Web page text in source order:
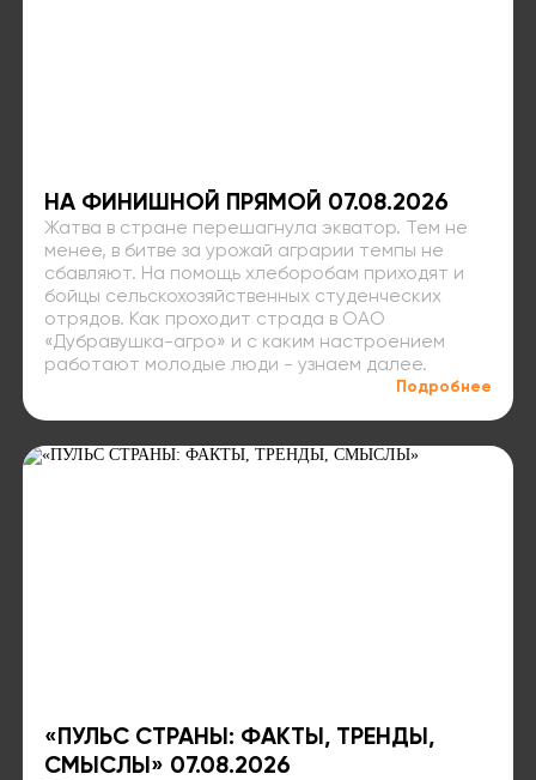
НА ФИНИШНОЙ ПРЯМОЙ 07.08.2026
Жатва в стране перешагнула экватор. Тем не
менее, в битве за урожай аграрии темпы не
сбавляют. На помощь хлеборобам приходят и
бойцы сельскохозяйственных студенческих
отрядов. Как проходит страда в ОАО
«Дубравушка-агро» и с каким настроением
работают молодые люди - узнаем далее.
Подробнее
«ПУЛЬС СТРАНЫ: ФАКТЫ, ТРЕНДЫ,
СМЫСЛЫ» 07.08.2026